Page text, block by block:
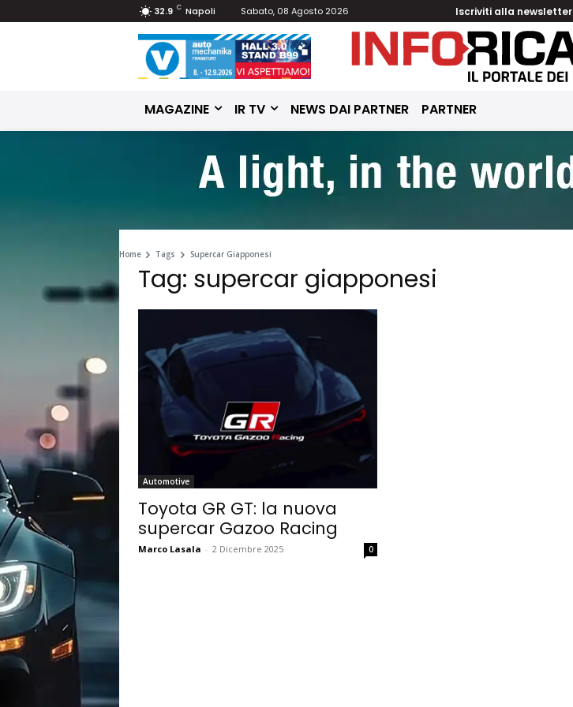
32.9 C Napoli Sabato, 08 Agosto 2026 Iscriviti alla newsletter
MAGAZINE IR TV NEWS DAI PARTNER PARTNER
Home Tags Supercar Giapponesi
Tag: supercar giapponesi
Automotive
Toyota GR GT: la nuova
supercar Gazoo Racing
Marco Lasala - 2 Dicembre 2025 0